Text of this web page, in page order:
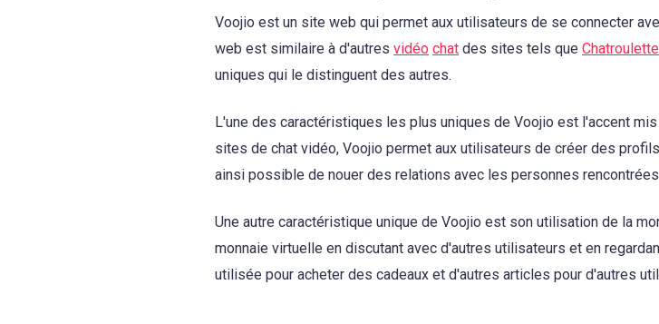
Voojio est un site web qui permet aux utilisateurs de se connecter
web est similaire à d'autres vidéo chat des sites tels que Chatroulette
uniques qui le distinguent des autres.
L'une des caractéristiques les plus uniques de Voojio est l'accent
sites de chat vidéo, Voojio permet aux utilisateurs de créer des
ainsi possible de nouer des relations avec les personnes
Une autre caractéristique unique de Voojio est son utilisation de la
monnaie virtuelle en discutant avec d'autres utilisateurs et en
utilisée pour acheter des cadeaux et d'autres articles pour d'autres